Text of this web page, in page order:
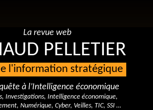
La revue web
PELLETIER
l'information stratégique
à l’Intelligence économique
Investigations, Intelligence économique,
Numérique, Cyber, Veilles, TIC, SSI …